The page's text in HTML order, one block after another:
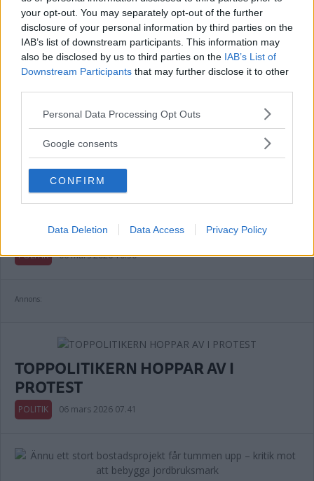
your opt-out. You may separately opt-out of the further
disclosure of your personal information by third parties on the
IAB’s list of downstream participants. This information may
also be disclosed by us to third parties on the IAB’s List of
Downstream Participants that may further disclose it to other
Please note that this website/app uses one or more Google
not limited to your visit or usage behaviour. You may click to
use your data for below specified purposes in below Google
consent section.
Personal Data Processing Opt Outs
Google consents
CONFIRM
Data Deletion Data Access Privacy Policy
Hjalmarsson om kritiken: ”Vi kommer
inte göra något olagligt”
POLITIK 06 mars 2026 17.00
det gått för långt”
POLITIK 06 mars 2026 10.30
Annons:
TOPPOLITIKERN HOPPAR AV I
PROTEST
POLITIK 06 mars 2026 07.41